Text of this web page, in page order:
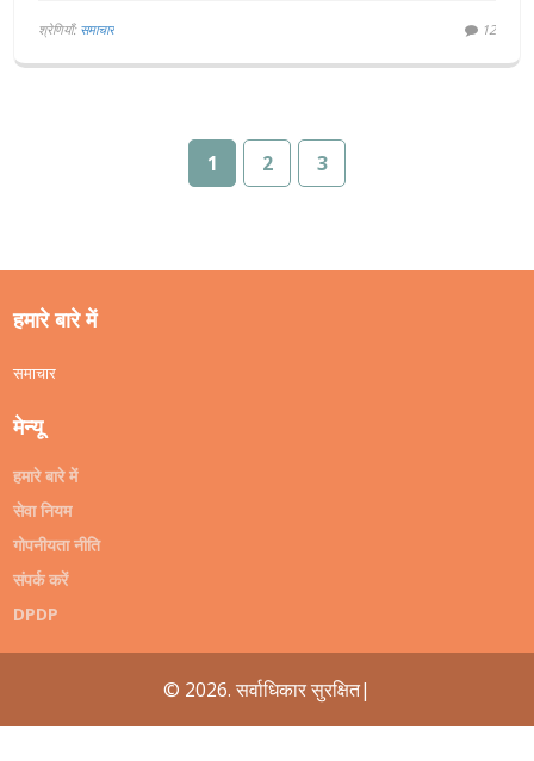
श्रेणियाँ: समाचार 12
1 2 3
हमारे बारे में
समाचार
मेन्यू
हमारे बारे में
सेवा नियम
गोपनीयता नीति
संपर्क करें
DPDP
© 2026. सर्वाधिकार सुरक्षित|